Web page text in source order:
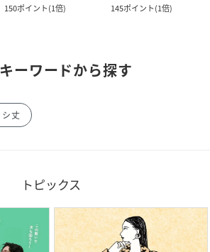
150ポイント(1倍) 145ポイント(1倍)
ーワードから探す
丈
トピックス